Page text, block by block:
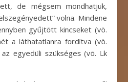
de mégsem mondhatjuk,
volna. Mindene
gyűjtött kincseket (vö.
a láthatatlanra fordítva (vö.
egyedüli szükséges (vö. Lk